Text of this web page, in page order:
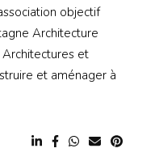
objectif
Architecture
et
et aménager à